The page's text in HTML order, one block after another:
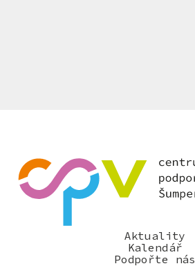
Aktuality
Kalendář
Podpořte nás